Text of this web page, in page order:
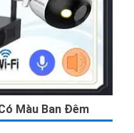
Màu Ban Đêm